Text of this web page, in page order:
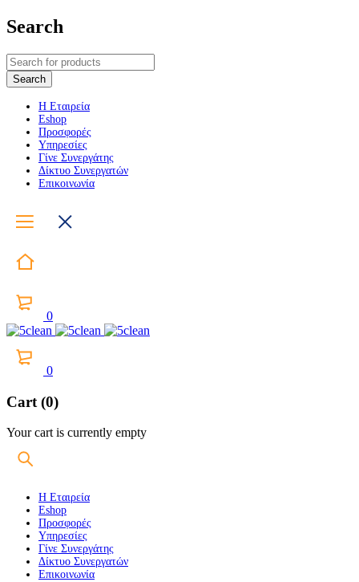
Search
Η Εταιρεία
Eshop
Προσφορές
Υπηρεσίες
Γίνε Συνεργάτης
Δίκτυο Συνεργατών
Επικοινωνία
0
0
Cart (0)
Your cart is currently empty
Η Εταιρεία
Eshop
Προσφορές
Υπηρεσίες
Γίνε Συνεργάτης
Δίκτυο Συνεργατών
Επικοινωνία